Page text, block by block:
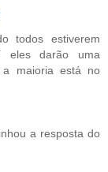
todos estiverem
darão uma
a maioria está no
a resposta do